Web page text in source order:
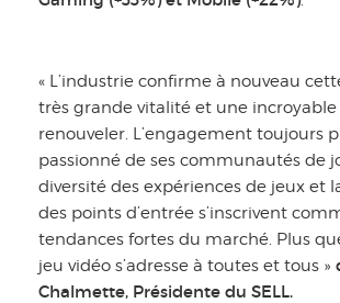
« L’industrie confirme à nouveau
très grande vitalité et une incroyable
renouveler. L’engagement toujours
passionné de ses communautés de
diversité des expériences de jeux et
des points d’entrée s’inscrivent
tendances fortes du marché. Plus
jeu vidéo s’adresse à toutes et tous »
Chalmette, Présidente du SELL.